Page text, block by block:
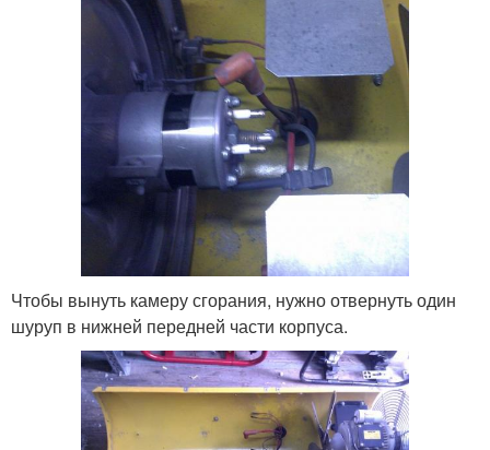
Чтобы вынуть камеру сгорания, нужно отвернуть один
шуруп в нижней передней части корпуса.